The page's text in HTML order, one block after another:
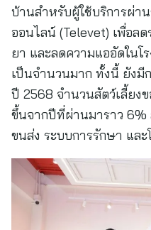
บ้านสำหรับผู้ใช้บริการผ่า
ออนไลน์ (Televet) เพื่อลด
ยา และลดความแออัดในโ
เป็นจำนวนมาก ทั้งนี้ ยังมี
ปี 2568 จำนวนสัตว์เลี้ยง
ขึ้นจากปีที่ผ่านมาราว 6%
ขนส่ง ระบบการรักษา แล